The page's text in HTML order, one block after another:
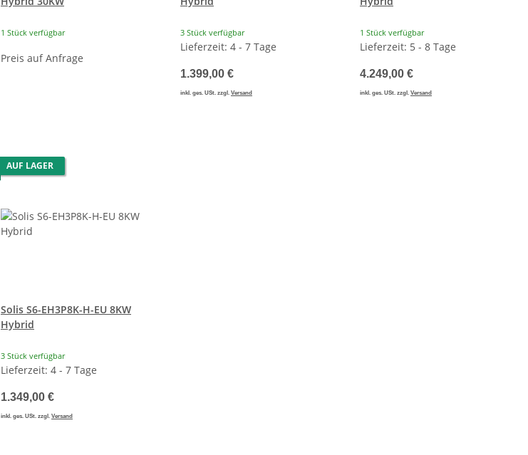
1 Stück verfügbar
Preis auf Anfrage
3 Stück verfügbar
Lieferzeit: 4 - 7 Tage
1.399,00 €
inkl. ges. USt. zzgl. Versand
1 Stück verfügbar
Lieferzeit: 5 - 8 Tage
4.249,00 €
inkl. ges. USt. zzgl. Versand
AUF LAGER
Solis S6-EH3P8K-H-EU 8KW
Hybrid
3 Stück verfügbar
Lieferzeit: 4 - 7 Tage
1.349,00 €
inkl. ges. USt. zzgl. Versand